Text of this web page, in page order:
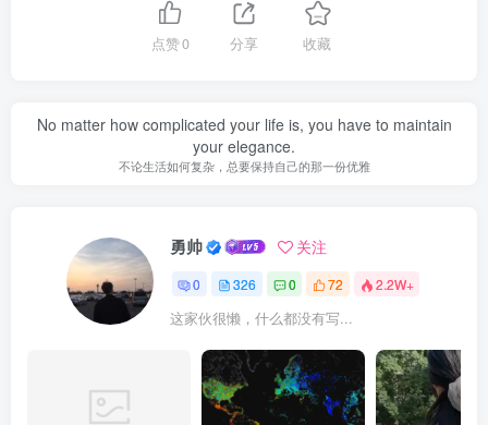
点赞0 分享 收藏
No matter how complicated your life is, you have to maintain
your elegance.
不论生活如何复杂，总要保持自己的那一份优雅
勇帅 关注
0 326 0 72 2.2W+
这家伙很懒，什么都没有写...